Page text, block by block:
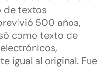
de textos
500 años,
como texto de
igual al original. Fue